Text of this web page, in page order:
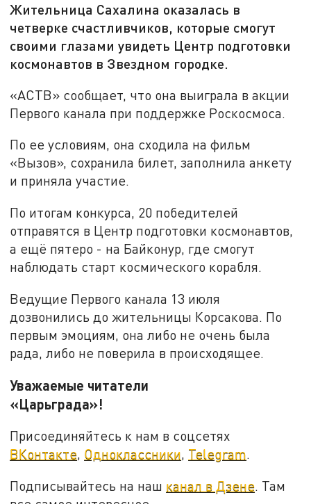
Жительница Сахалина оказалась в
четверке счастливчиков, которые смогут
своими глазами увидеть Центр подготовки
космонавтов в Звездном городке.
«АСТВ» сообщает, что она выиграла в акции
Первого канала при поддержке Роскосмоса.
По ее условиям, она сходила на фильм
«Вызов», сохранила билет, заполнила анкету
и приняла участие.
По итогам конкурса, 20 победителей
отправятся в Центр подготовки космонавтов,
а ещё пятеро - на Байконур, где смогут
наблюдать старт космического корабля.
Ведущие Первого канала 13 июля
дозвонились до жительницы Корсакова. По
первым эмоциям, она либо не очень была
рада, либо не поверила в происходящее.
Уважаемые читатели
«Царьграда»!
Присоединяйтесь к нам в соцсетях
ВКонтакте, Одноклассники, Telegram.
Подписывайтесь на наш канал в Дзене. Там